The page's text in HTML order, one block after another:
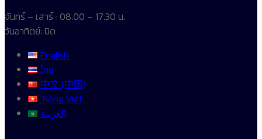
จันทร์ – เสาร์ : 08.00 – 17.30 น.
วันอาทิตย์: ปิด
English
ไทย
中文 (中国)
Tiếng Việt
العربية